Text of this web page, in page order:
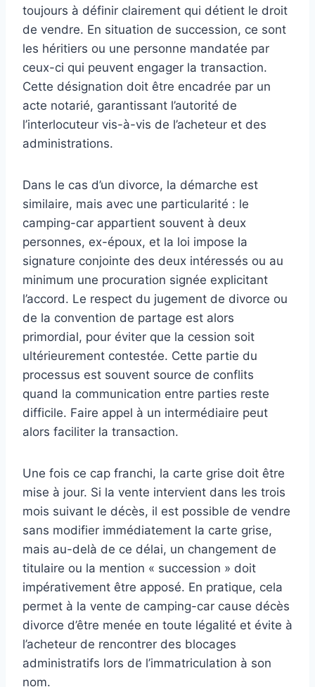
toujours à définir clairement qui détient le droit
de vendre. En situation de succession, ce sont
les héritiers ou une personne mandatée par
ceux-ci qui peuvent engager la transaction.
Cette désignation doit être encadrée par un
acte notarié, garantissant l’autorité de
l’interlocuteur vis-à-vis de l’acheteur et des
administrations.
Dans le cas d’un divorce, la démarche est
similaire, mais avec une particularité : le
camping-car appartient souvent à deux
personnes, ex-époux, et la loi impose la
signature conjointe des deux intéressés ou au
minimum une procuration signée explicitant
l’accord. Le respect du jugement de divorce ou
de la convention de partage est alors
primordial, pour éviter que la cession soit
ultérieurement contestée. Cette partie du
processus est souvent source de conflits
quand la communication entre parties reste
difficile. Faire appel à un intermédiaire peut
alors faciliter la transaction.
Une fois ce cap franchi, la carte grise doit être
mise à jour. Si la vente intervient dans les trois
mois suivant le décès, il est possible de vendre
sans modifier immédiatement la carte grise,
mais au-delà de ce délai, un changement de
titulaire ou la mention « succession » doit
impérativement être apposé. En pratique, cela
permet à la vente de camping-car cause décès
divorce d’être menée en toute légalité et évite à
l’acheteur de rencontrer des blocages
administratifs lors de l’immatriculation à son
nom.